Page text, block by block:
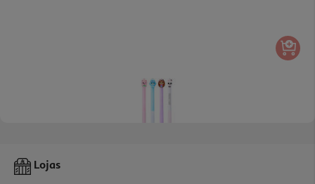
Caneta Apagável Gabby Retrátil 1 Unidade Modelos Sortidos
Lojas